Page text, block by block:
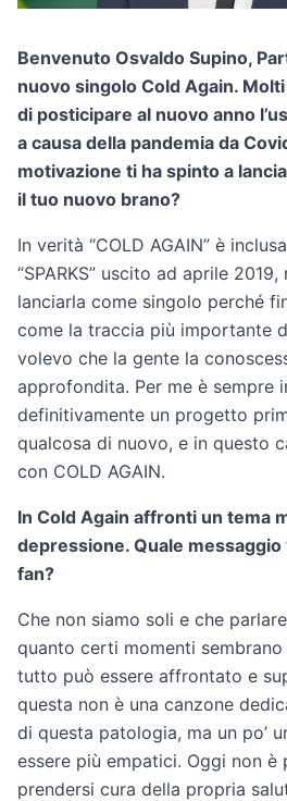
Benvenuto Osvaldo Supino,
nuovo singolo Cold Again.
di posticipare al nuovo anno
a causa della pandemia da
motivazione ti ha spinto a
il tuo nuovo brano?
In verità “COLD AGAIN” è
“SPARKS” uscito ad aprile
lanciarla come singolo perché
come la traccia più importante
volevo che la gente la
approfondita. Per me è sempre
definitivamente un progetto
qualcosa di nuovo, e in questo
con COLD AGAIN.
In Cold Again affronti un tema
depressione. Quale
fan?
Che non siamo soli e che
quanto certi momenti
tutto può essere affrontato e
questa non è una canzone
di questa patologia, ma un po’
essere più empatici. Oggi non è
prendersi cura della propria